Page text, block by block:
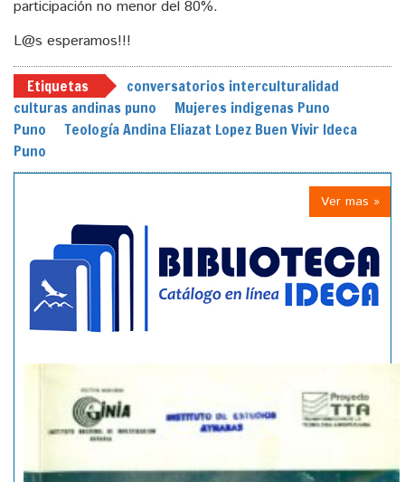
participación no menor del 80%.
L@s esperamos!!!
Etiquetas
conversatorios interculturalidad
culturas andinas puno
Mujeres indigenas Puno
Puno
Teología Andina Eliazat Lopez Buen Vivir Ideca
Puno
Ver mas »